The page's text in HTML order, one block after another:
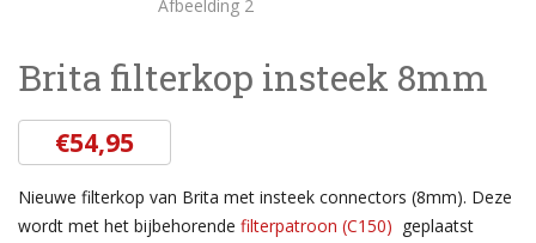
Brita filterkop insteek 8mm
€54,95
Nieuwe filterkop van Brita met insteek connectors (8mm). Deze
wordt met het bijbehorende filterpatroon (C150) geplaatst